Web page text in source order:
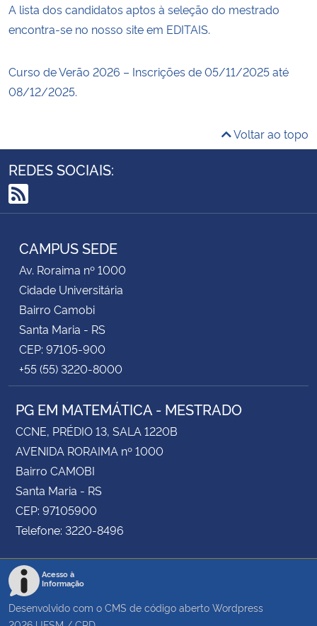
A lista dos candidatos aptos à seleção do mestrado
encontra-se no nosso site em EDITAIS.
Curso de Verão 2026 – Inscrições de 05/11/2025 até
08/12/2025.
Voltar ao topo
REDES SOCIAIS:
RSS
CAMPUS SEDE
Av. Roraima nº 1000
Cidade Universitária
Bairro Camobi
Santa Maria - RS
CEP: 97105-900
+55 (55) 3220-8000
PG EM MATEMÁTICA - MESTRADO
CCNE, PRÉDIO 13, SALA 1220B
AVENIDA RORAIMA nº 1000
Bairro CAMOBI
Santa Maria - RS
CEP: 97105900
Telefone: 3220-8496
Acesso à
Informação
Desenvolvido com o CMS de código aberto Wordpress